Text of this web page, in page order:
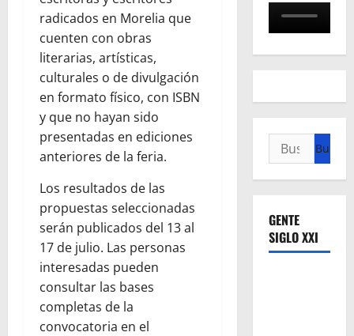
radicados en Morelia que
cuenten con obras
literarias, artísticas,
culturales o de divulgación
en formato físico, con ISBN
y que no hayan sido
presentadas en ediciones
anteriores de la feria.
Los resultados de las
propuestas seleccionadas
serán publicados del 13 al
17 de julio. Las personas
interesadas pueden
consultar las bases
completas de la
convocatoria en el
Buscar:
GENTE
SIGLO XXI